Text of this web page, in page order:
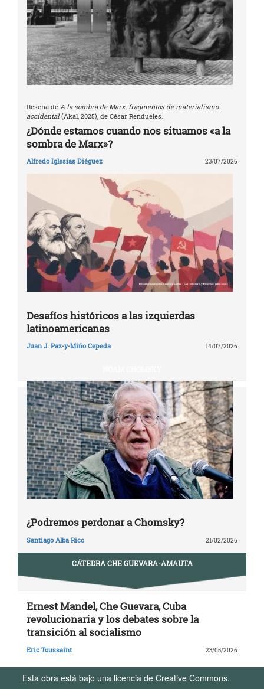
Reseña de A la sombra de Marx: fragmentos de materialismo
accidental(Akal, 2025), de César Rendueles.
¿Dónde estamos cuando nos situamos «a la
sombra de Marx»?
Alfredo Iglesias Diéguez 23/07/2026
Desafíos históricos a las izquierdas
latinoamericanas
Juan J. Paz-y-Miño Cepeda 14/07/2026
¿Podremos perdonar a Chomsky?
Santiago Alba Rico 21/02/2026
CÁTEDRA CHE GUEVARA-AMAUTA
Ernest Mandel, Che Guevara, Cuba
revolucionaria y los debates sobre la
transición al socialismo
Eric Toussaint 23/05/2026
Esta obra está bajo una licencia de Creative Commons.